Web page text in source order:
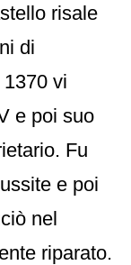
risale
di
vi
e poi suo
Fu
e poi
nel
riparato.